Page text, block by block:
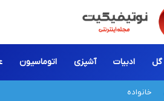
گل ادبیات آشپزی اتوماسیون
خانواده